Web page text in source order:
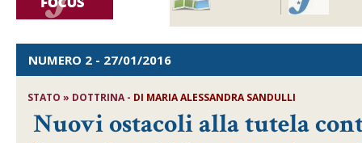
NUMERO 2 - 27/01/2016
STATO » DOTTRINA - DI MARIA ALESSANDRA SANDULLI
Nuovi ostacoli alla tutela